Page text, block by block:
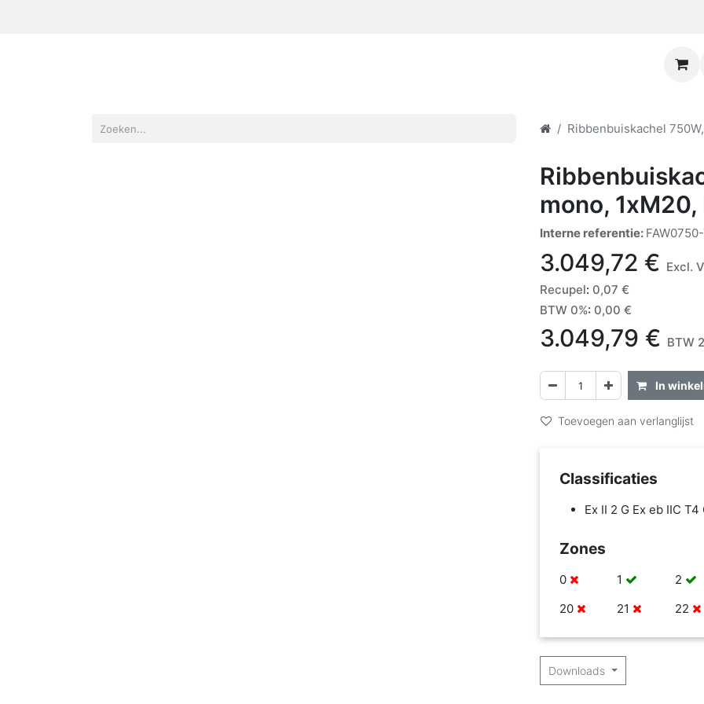
Ribbenbuiskachel
mono, 1xM20,
Interne referentie:
3.049,72 € Excl.
Recupel: 0,07 €
BTW 0%: 0,00 €
3.049,79 € BTW
In
Toevoegen aan verlanglijst
Classificaties
Ex II 2 G Ex eb IIC T4
Zones
0 1
2
20
21 22
Downloads